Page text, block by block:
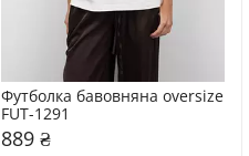
Футболка бавовняна oversize
FUT-1291
889 ₴